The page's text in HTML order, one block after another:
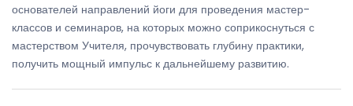
основателей направлений йоги для проведения мастер-
классов и семинаров, на которых можно соприкоснуться с
мастерством Учителя, прочувствовать глубину практики,
получить мощный импульс к дальнейшему развитию.